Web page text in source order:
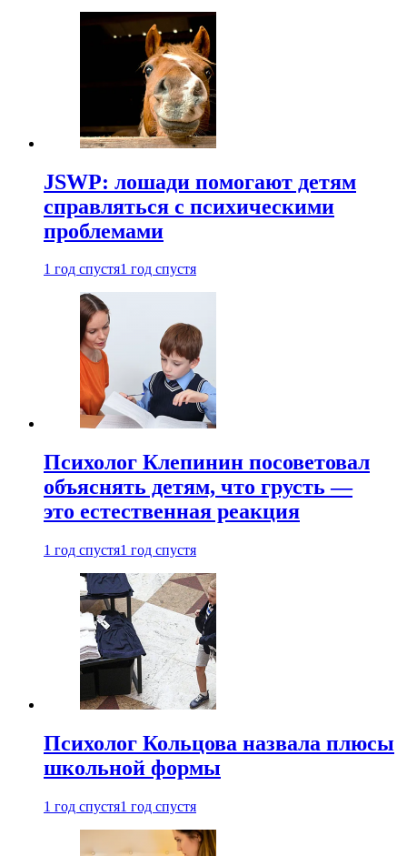
JSWP: лошади помогают детям
справляться с психическими
проблемами
1 год спустя1 год спустя
Психолог Клепинин посоветовал
объяснять детям, что грусть —
это естественная реакция
1 год спустя1 год спустя
Психолог Кольцова назвала плюсы
школьной формы
1 год спустя1 год спустя